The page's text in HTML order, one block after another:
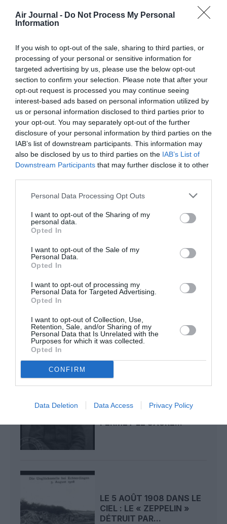
Air Journal - Do Not Process My Personal
Information
If you wish to opt-out of the sale, sharing to third parties, or
processing of your personal or sensitive information for
targeted advertising by us, please use the below opt-out
section to confirm your selection. Please note that after your
opt-out request is processed you may continue seeing
interest-based ads based on personal information utilized by
us or personal information disclosed to third parties prior to
your opt-out. You may separately opt-out of the further
disclosure of your personal information by third parties on the
IAB’s list of downstream participants. This information may
also be disclosed by us to third parties on the IAB’s List of
Downstream Participants that may further disclose it to other
Personal Data Processing Opt Outs
I want to opt-out of the Sharing of my
personal data.
Opted In
I want to opt-out of the Sale of my
Personal Data.
Opted In
I want to opt-out of processing my
Personal Data for Targeted Advertising.
Opted In
I want to opt-out of Collection, Use,
Retention, Sale, and/or Sharing of my
Personal Data that Is Unrelated with the
Purposes for which it was collected.
Opted In
CONFIRM
Data Deletion Data Access Privacy Policy
développement !
NOUS SOUTENIR
DERNIERS COMMENTAIRES
Jmpa commenté l'article :
:
Aéroports du Maroc : la carte d’embarquement passe
histoire de l'aviation
LE 6 AOÛT 1909 DANS LE
CIEL : ROGER SOMMER
PERMET LE SACRE...
LE 5 AOÛT 1908 DANS LE
CIEL : LE « ZEPPELIN »
DÉTRUIT PAR...